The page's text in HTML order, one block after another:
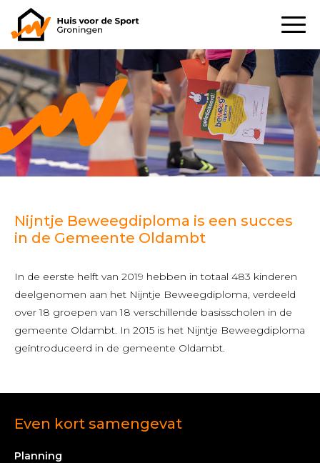
Nijntje Beweegdiploma is een succes
in de Gemeente Oldambt
In de eerste helft van 2019 hebben in totaal 483 kinderen
deelgenomen aan het Nijntje Beweegdiploma, verdeeld
over 18 groepen van 18 verschillende basisscholen in de
gemeente Oldambt. In 2015 is het Nijntje Beweegdiploma
geïntroduceerd in de gemeente Oldambt.
Even kort samengevat
Planning